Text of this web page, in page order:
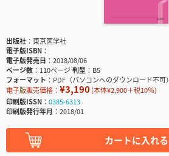
出版社
東京医学社
電子版ISBN
電子版発売日
2018/08/06
ページ数
110ページ判型
B5
フォーマット
PDF（パソコンへのダウンロード不可）
電子版販売価格： ¥3,190(本体¥2,900＋税10％)
印刷版ISSN
0385-6313
印刷版発行年月
2018/01
カートに入れる